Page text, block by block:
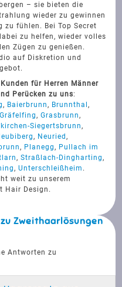
– sie bieten die
wieder zu gewinnen
fühlen. Bei Top Secret
zu helfen, wieder volles
Zügen zu genießen.
auf Diskretion und
für Herren Männer
Perücken zu uns:
, Baierbrunn, Brunnthal,
Gräfelfing,Grasbrunn,
Siegertsbrunn,
, Neuried,
, Planegg, Pullach im
,Straßlach-Dingharting,
,Unterschleißheim .
weit zu unserem
Hair Design.
Zweithaarlösungen
Antworten zu